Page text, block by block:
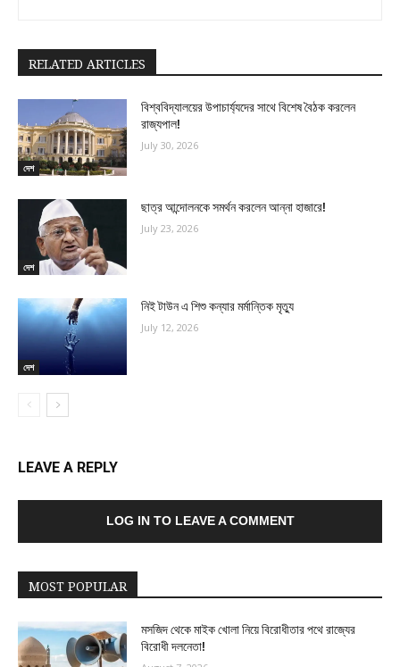
RELATED ARTICLES
দেশ
বিশ্ববিদ্যালয়ের উপাচার্য্যদের সাথে বিশেষ বৈঠক করলেন
রাজ্যপাল!
July 30, 2026
দেশ
ছাত্র আন্দোলনকে সমর্থন করলেন আন্না হাজারে!
July 23, 2026
দেশ
নিই টাউন এ শিশু কন্যার মর্মান্তিক মৃত্যু
July 12, 2026
LEAVE A REPLY
LOG IN TO LEAVE A COMMENT
MOST POPULAR
মসজিদ থেকে মাইক খোলা নিয়ে বিরোধীতার পথে রাজ্যের
বিরোধী দলনেতা!